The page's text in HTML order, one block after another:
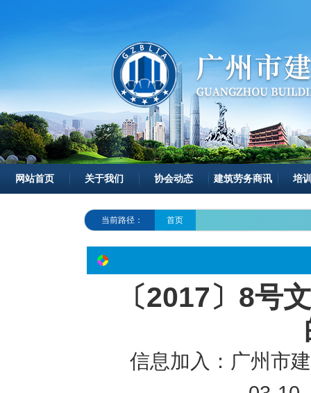
网站首页 关于我们 协会动态 建筑劳务商讯 培
当前路径： 首页
〔2017〕8号
信息加入：广州市